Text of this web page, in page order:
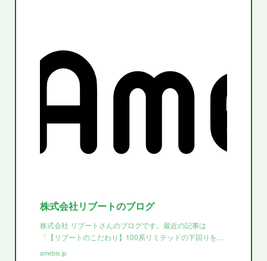
株式会社リブートのブログ
株式会社 リブートさんのブログです。最近の記事は
「【リブートのこだわり】100系リミテッドの下回りを…
ameblo.jp